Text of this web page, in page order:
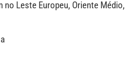
Leste Europeu, Oriente Médio,